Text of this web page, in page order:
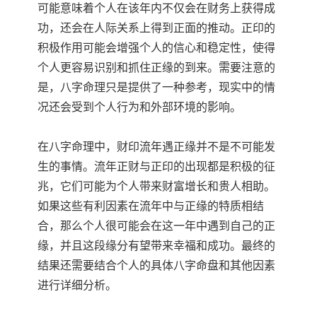
可能意味着个人在该年内不仅会在财务上获得成
功，还会在人际关系上得到正面的推动。正印的
积极作用可能会增强个人的信心和稳定性，使得
个人更容易识别和抓住正缘的到来。需要注意的
是，八字命理只是提供了一种参考，现实中的情
况还会受到个人行为和外部环境的影响。
在八字命理中，财印流年遇正缘并不是不可能发
生的事情。流年正财与正印的出现都是积极的征
兆，它们可能为个人带来财富增长和贵人相助。
如果这些有利因素在流年中与正缘的特质相结
合，那么个人很可能会在这一年中遇到自己的正
缘，并且这段缘分有望带来幸福和成功。最终的
结果还需要结合个人的具体八字命盘和其他因素
进行详细分析。